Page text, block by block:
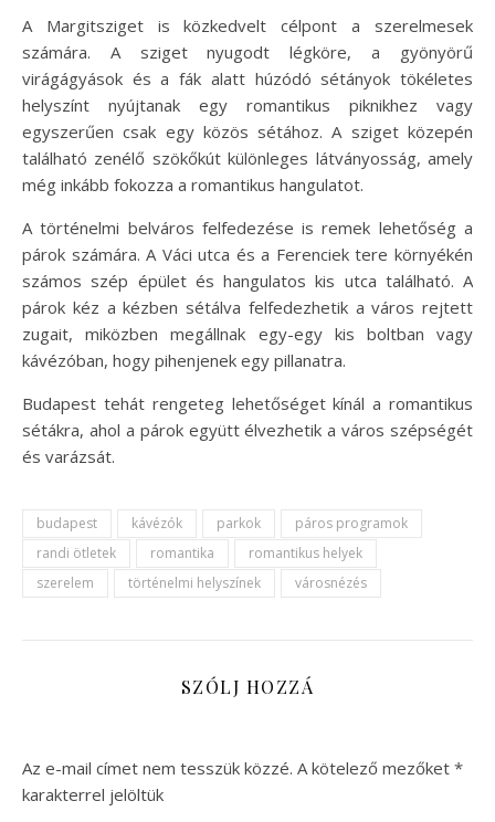
A Margitsziget is közkedvelt célpont a szerelmesek
számára. A sziget nyugodt légköre, a gyönyörű
virágágyások és a fák alatt húzódó sétányok tökéletes
helyszínt nyújtanak egy romantikus piknikhez vagy
egyszerűen csak egy közös sétához. A sziget közepén
található zenélő szökőkút különleges látványosság, amely
még inkább fokozza a romantikus hangulatot.
A történelmi belváros felfedezése is remek lehetőség a
párok számára. A Váci utca és a Ferenciek tere környékén
számos szép épület és hangulatos kis utca található. A
párok kéz a kézben sétálva felfedezhetik a város rejtett
zugait, miközben megállnak egy-egy kis boltban vagy
kávézóban, hogy pihenjenek egy pillanatra.
Budapest tehát rengeteg lehetőséget kínál a romantikus
sétákra, ahol a párok együtt élvezhetik a város szépségét
és varázsát.
budapest kávézók parkok
páros programok
randi ötletek
romantika
romantikus helyek
szerelem
történelmi helyszínek városnézés
SZÓLJ HOZZÁ
Az e-mail címet nem tesszük közzé. A kötelező mezőket *
karakterrel jelöltük